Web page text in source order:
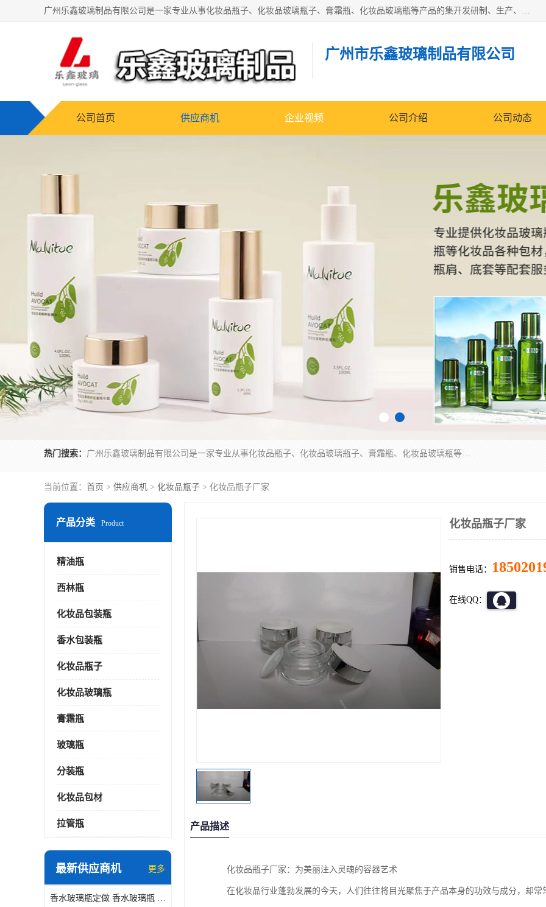
广州乐鑫玻璃制品有限公司是一家专业从事化妆品瓶子、化妆品玻璃瓶子、膏霜瓶、化妆品玻璃瓶等产品的集开发研制、生产、销售于一体的实业型玻璃制品生产企业。产品从设计、开模、试样、生产、蒙砂、抛光、喷涂、高低温单色及多色印刷，烫金（银）到交货实现一条龙服务。
广州市乐鑫玻璃制品有限公司
公司首页 供应商机 企业视频 公司介绍 公司动态
热门搜索： 广州乐鑫玻璃制品有限公司是一家专业从事化妆品瓶子、化妆品玻璃瓶子、膏霜瓶、化妆品玻璃瓶等产品的集开发研制、生产、销售于一体的实业型玻璃制品生产企业。产品从设计、开模、试样、生产、蒙砂、抛光、喷涂、高低温单色及多色印刷，烫金（银）到交货实现一条龙服务。
当前位置： 首页 > 供应商机 > 化妆品瓶子 > 化妆品瓶子厂家
产品分类 Product
精油瓶
西林瓶
化妆品包装瓶
香水包装瓶
化妆品瓶子
化妆品玻璃瓶
膏霜瓶
玻璃瓶
分装瓶
化妆品包材
拉管瓶
最新供应商机 更多
香水玻璃瓶定做 香水玻璃瓶 瓶型多变
化妆品瓶子厂家
销售电话：
在线QQ：
产品描述
化妆品瓶子厂家：为美丽注入灵魂的容器艺术
在化妆品行业蓬勃发展的今天，人们往往将目光聚焦于产品本身的功效与成分，却